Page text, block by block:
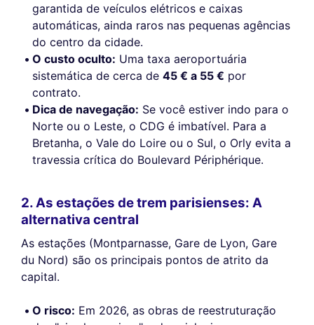
garantida de veículos elétricos e caixas
automáticas, ainda raros nas pequenas agências
do centro da cidade.
O custo oculto: Uma taxa aeroportuária
sistemática de cerca de 45 € a 55 € por
contrato.
Dica de navegação: Se você estiver indo para o
Norte ou o Leste, o CDG é imbatível. Para a
Bretanha, o Vale do Loire ou o Sul, o Orly evita a
travessia crítica do Boulevard Périphérique.
2. As estações de trem parisienses: A
alternativa central
As estações (Montparnasse, Gare de Lyon, Gare
du Nord) são os principais pontos de atrito da
capital.
O risco: Em 2026, as obras de reestruturação